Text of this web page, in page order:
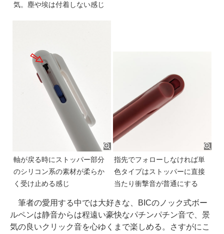
気。塵や埃は付着しない感じ
軸が戻る時にストッパー部分
のシリコン系の素材が柔らか
く受け止める感じ
指先でフォローしなければ単
色タイプはストッパーに直接
当たり衝撃音が普通にする
筆者の愛用する中では大好きな、BICのノック式ボー
ルペンは静音からは程遠い豪快なパチンパチン音で、景
気の良いクリック音を心ゆくまで楽しめる。さすがにこ